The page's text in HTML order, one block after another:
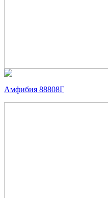
Амфибия 88808Г